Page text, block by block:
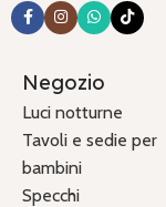
Negozio
Luci notturne
Tavoli e sedie per
bambini
Specchi